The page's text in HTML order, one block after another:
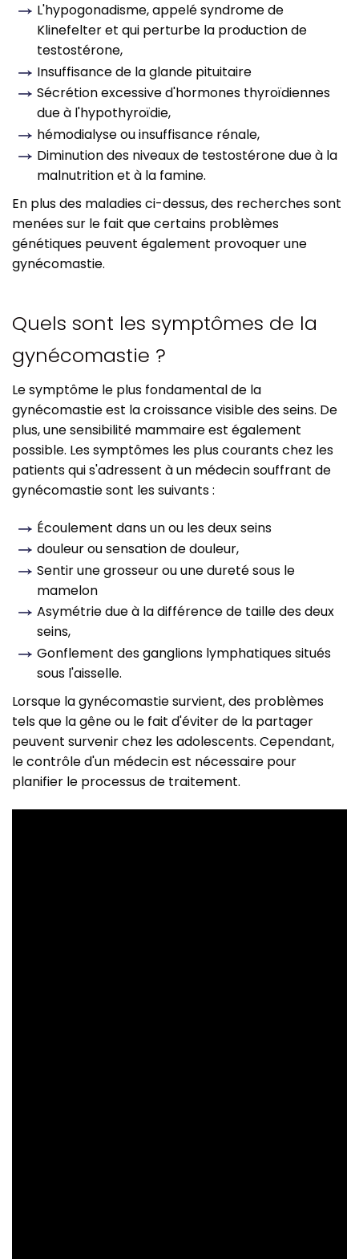
L'hypogonadisme, appelé syndrome de
Klinefelter et qui perturbe la production de
testostérone,
Insuffisance de la glande pituitaire
Sécrétion excessive d'hormones thyroïdiennes
due à l'hypothyroïdie,
hémodialyse ou insuffisance rénale,
Diminution des niveaux de testostérone due à la
malnutrition et à la famine.
En plus des maladies ci-dessus, des recherches sont
menées sur le fait que certains problèmes
génétiques peuvent également provoquer une
gynécomastie.
Quels sont les symptômes de la
gynécomastie ?
Le symptôme le plus fondamental de la
gynécomastie est la croissance visible des seins. De
plus, une sensibilité mammaire est également
possible. Les symptômes les plus courants chez les
patients qui s'adressent à un médecin souffrant de
gynécomastie sont les suivants :
Écoulement dans un ou les deux seins
douleur ou sensation de douleur,
Sentir une grosseur ou une dureté sous le
mamelon
Asymétrie due à la différence de taille des deux
seins,
Gonflement des ganglions lymphatiques situés
sous l'aisselle.
Lorsque la gynécomastie survient, des problèmes
tels que la gêne ou le fait d'éviter de la partager
peuvent survenir chez les adolescents. Cependant,
le contrôle d'un médecin est nécessaire pour
planifier le processus de traitement.